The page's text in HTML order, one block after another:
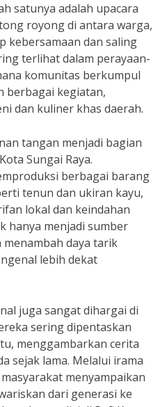
satunya adalah upacara
royong di antara warga,
kebersamaan dan saling
terlihat dalam perayaan-
komunitas berkumpul
berbagai kegiatan,
dan kuliner khas daerah.
tangan menjadi bagian
Sungai Raya.
berbagai barang
tenun dan ukiran kayu,
lokal dan keindahan
hanya menjadi sumber
daya tarik
lebih dekat
juga sangat dihargai di
sering dipentaskan
menggambarkan cerita
sejak lama. Melalui irama
menyampaikan
dari generasi ke